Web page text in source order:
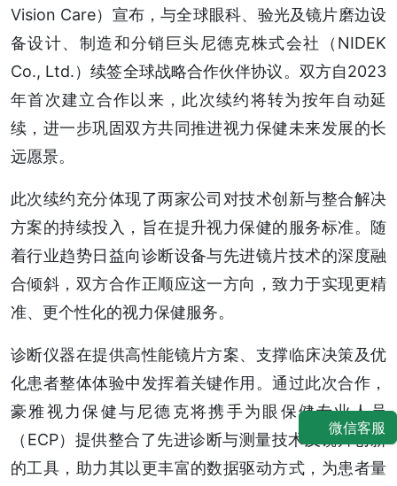
Vision Care）宣布，与全球眼科、验光及镜片磨边设
备设计、制造和分销巨头尼德克株式会社（NIDEK
Co., Ltd.）续签全球战略合作伙伴协议。双方自2023
年首次建立合作以来，此次续约将转为按年自动延
续，进一步巩固双方共同推进视力保健未来发展的长
远愿景。
此次续约充分体现了两家公司对技术创新与整合解决
方案的持续投入，旨在提升视力保健的服务标准。随
着行业趋势日益向诊断设备与先进镜片技术的深度融
合倾斜，双方合作正顺应这一方向，致力于实现更精
准、更个性化的视力保健服务。
诊断仪器在提供高性能镜片方案、支撑临床决策及优
化患者整体体验中发挥着关键作用。通过此次合作，
豪雅视力保健与尼德克将携手为眼保健专业人员
（ECP）提供整合了先进诊断与测量技术及镜片创新
的工具，助力其以更丰富的数据驱动方式，为患者量
微信客服